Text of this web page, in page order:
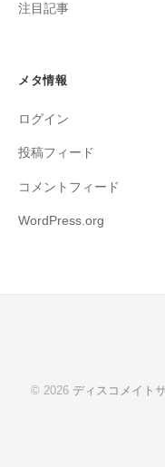
注目記事
メタ情報
ログイン
投稿フィード
コメントフィード
WordPress.org
© 2026 ディスコメイト